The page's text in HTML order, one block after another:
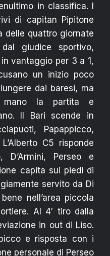
in classifica. I
di capitan Pipitone
delle quattro giornate
giudice sportivo,
vantaggio per 3 a 1,
un inizio poco
dai baresi, ma
mano la partita e
Il Bari scende in
Papappicco,
C5 risponde
Perseo e
capita sui piedi di
servito da Di
nell’area piccola
Al 4′ tiro dalla
in out di Liso.
e risposta con i
personale di Perseo